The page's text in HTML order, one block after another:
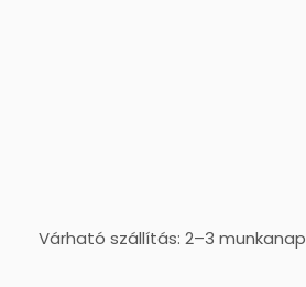
Várható szállítás: 2–3 munkanap